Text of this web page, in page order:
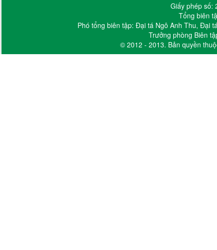
Giấy phép số:
Tổng biên
Phó tổng biên tập: Đại tá Ngô Anh Thu, Đại
Trưởng phòng Biên
© 2012 - 2013. Bản quyền